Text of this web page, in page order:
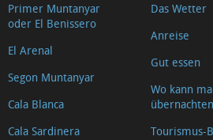
Primer Muntanyar
oder El Benissero
El Arenal
Segon Muntanyar
Cala Blanca
Cala Sardinera
Das Wetter
Anreise
Gut essen
Wo kann
übernachten
Tourismus-